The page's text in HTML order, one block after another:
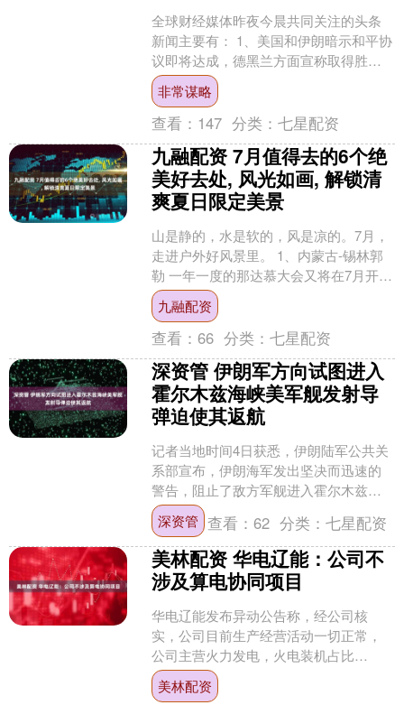
全球财经媒体昨夜今晨共同关注的头条
新闻主要有： 1、美国和伊朗暗示和平协
议即将达成，德黑兰方面宣称取得胜利
2、欧洲央行官员Kazimir称需进一步加息
以遏制通....
非常谋略
查看： 147 分类：七星配资
九融配资 7月值得去的6个绝
美好去处, 风光如画, 解锁清
爽夏日限定美景
山是静的，水是软的，风是凉的。7月，
走进户外好风景里。 1、内蒙古-锡林郭
勒 一年一度的那达慕大会又将在7月开
幕，是时候去趟锡林郭勒盟，看看大草
原了。 西乌旗草....
九融配资
查看：66 分类：七星配资
深资管 伊朗军方向试图进入
霍尔木兹海峡美军舰发射导
弹迫使其返航
记者当地时间4日获悉，伊朗陆军公共关
系部宣布，伊朗海军发出坚决而迅速的
警告，阻止了敌方军舰进入霍尔木兹海
峡。 据伊朗方面4日消息，当天，两枚导
弹击中了一艘美国海....
深资管 查看：62 分类：七星配资
美林配资 华电辽能：公司不
涉及算电协同项目
华电辽能发布异动公告称，经公司核
实，公司目前生产经营活动一切正常，
公司主营火力发电，火电装机占比
81.81%，日常经营情况未发生重大变
化，不涉及算电协同项目。市....
美林配资